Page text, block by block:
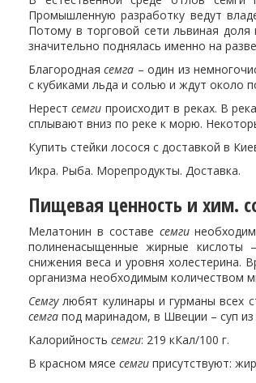
Промышленную разработку ведут
Потому в торговой сети львиная
значительно поднялась именно на
Благороднаясемга – один из
с кубиками льда и солью и ждут около
Нерестсемги происходит в реках. В
сплывают вниз по реке к морю.
Купить стейки лосося с доставкой в
Икра. Рыба. Морепродукты. Доставка.
Пищевая ценность и хим.
Мелатонин в составе семги
полиненасыщенные жирные кислоты
снижения веса и уровня холестерина.
организма необходимым количеством
Семгулюбят кулинары и гурманы всех
семга под маринадом, в Швеции – суп из
Калорийность семги: 219 кКал/100 г.
В красном мясе семги присутствуют: